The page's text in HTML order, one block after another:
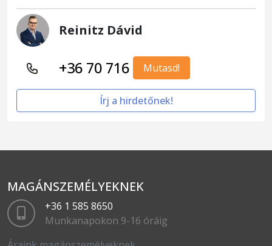
Reinitz Dávid
+36 70 716 Mutasd!
Írj a hirdetőnek!
MAGÁNSZEMÉLYEKNEK
+36 1 585 8650
Munkanapokon 9-16 óráig